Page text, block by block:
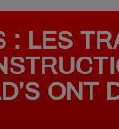
: LES
ONT